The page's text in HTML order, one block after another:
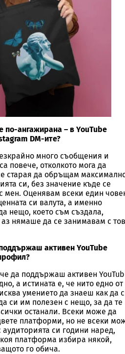
по-ангажирана – в YouTube
DM-ите?
много съобщения и
повече, отколкото мога да
старая да обръщам
си, без значение къде се
мен. Оценявам всеки един
си валута, а именно
нещо, което съм създала,
нямаше да се занимавам с
активен YouTube
да поддържаш активен
а истината е, че нито едно от
умението да знаеш как да
си им полезен с нещо, за да те
останали. Всеки може да
платформи, но не всеки
си години наред,
платформа избира някой,
го обича.